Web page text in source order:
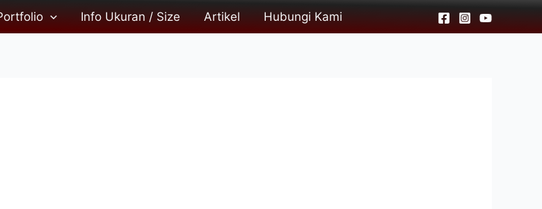
Info Ukuran / Size Artikel Hubungi Kami